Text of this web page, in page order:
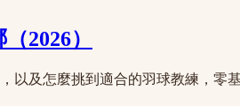
2026）
及怎麼挑到適合的羽球教練，零基